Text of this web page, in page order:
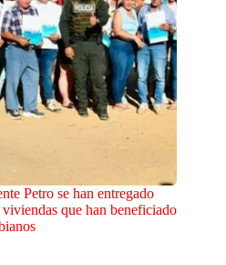
Petro se han entregado
que han beneficiado